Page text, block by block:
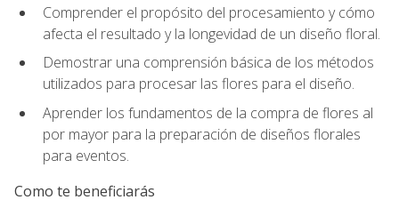
Comprender el propósito del procesamiento y cómo
afecta el resultado y la longevidad de un diseño floral.
Demostrar una comprensión básica de los métodos
utilizados para procesar las flores para el diseño.
Aprender los fundamentos de la compra de flores al
por mayor para la preparación de diseños florales
para eventos.
Como te beneficiarás